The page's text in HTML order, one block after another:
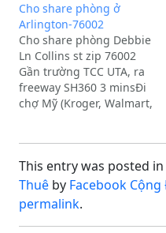
Cho share phòng ở
Arlington-76002
Cho share phòng Debbie
Ln Collins st zip 76002
Gần trường TCC UTA, ra
freeway SH360 3 minsĐi
chợ Mỹ (Kroger, Walmart,
Có bếp ở garage để nấu
ăn. Có sẵn giường,
nệm.Nhà mới, parking
rộng rãi, thoáng,…
This entry was posted in
Thuê by Facebook
permalink.